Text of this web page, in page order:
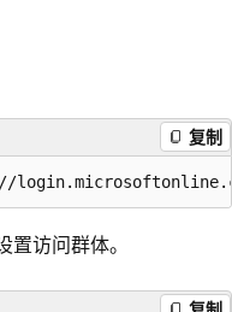
复制
访问群体。